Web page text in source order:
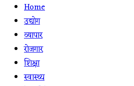
Home
उद्योग
व्यापार
रोजगार
शिक्षा
स्वास्थ्य